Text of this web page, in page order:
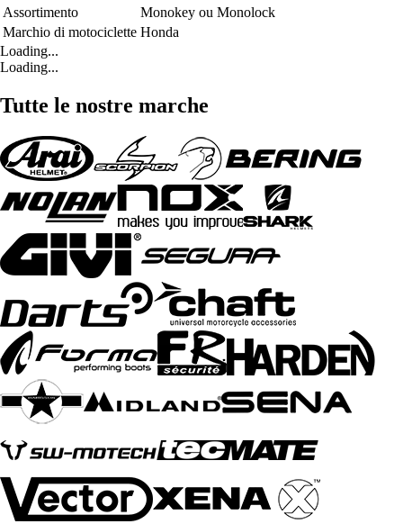
Assortimento
Monokey ou Monolock
Marchio di motociclette Honda
Loading...
Loading...
Tutte le nostre marche